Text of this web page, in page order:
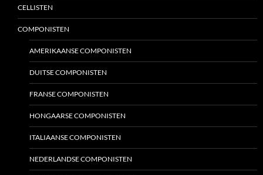
CELLISTEN
COMPONISTEN
AMERIKAANSE COMPONISTEN
DUITSE COMPONISTEN
FRANSE COMPONISTEN
HONGAARSE COMPONISTEN
ITALIAANSE COMPONISTEN
NEDERLANDSE COMPONISTEN